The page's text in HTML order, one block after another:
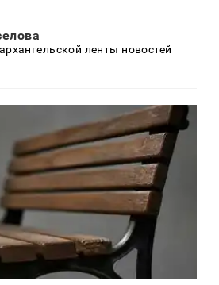
ленты новостей